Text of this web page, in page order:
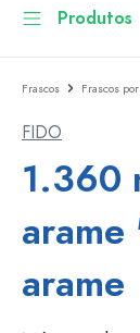
Produtos
Louça
Frascos Frascos
FIDO
1.360
arame